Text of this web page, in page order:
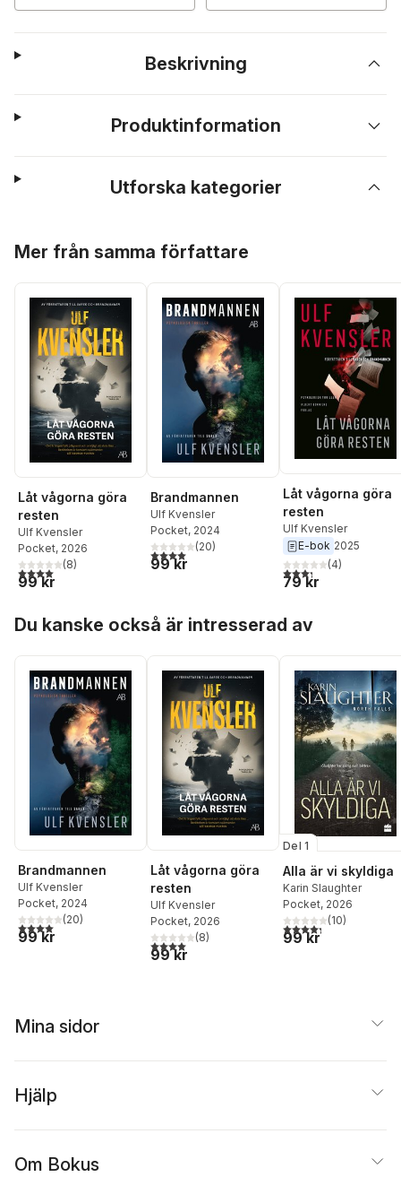
Beskrivning
Produktinformation
Utforska kategorier
Mer från samma författare
Låt vågorna göra
resten
Ulf Kvensler
Pocket, 2026
4,0utav 5 stjärnor. Totalt antal röster:
(8)
99 kr
Brandmannen
Ulf Kvensler
Pocket, 2024
4,0utav 5 stjärnor. Totalt antal röster:
(20)
99 kr
Låt vågorna göra
resten
Ulf Kvensler
E-bok 2025
3,3utav 5 stjärnor.
(4)
79 kr
Du kanske också är intresserad av
Brandmannen
Ulf Kvensler
Pocket, 2024
4,0utav 5 stjärnor. Totalt antal röster:
(20)
99 kr
Låt vågorna göra
resten
Ulf Kvensler
Pocket, 2026
4,0utav 5 stjärnor. Totalt antal röster:
(8)
99 kr
Del 1
Alla är vi skyldiga
Karin Slaughter
Pocket, 2026
4,3utav 5 stjärnor.
(10)
99 kr
Mina sidor
Hjälp
Om Bokus